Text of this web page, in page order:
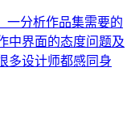
一分析作品集需要的
中界面的态度问题及
多设计师都感同身